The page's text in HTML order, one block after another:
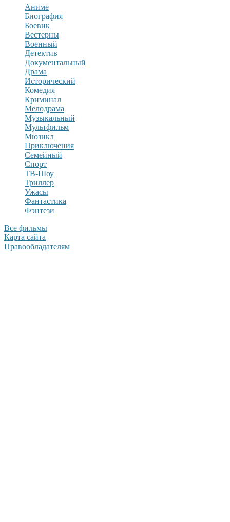
Аниме
Биография
Боевик
Вестерны
Военный
Детектив
Документальный
Драма
Исторический
Комедия
Криминал
Мелодрама
Музыкальный
Мультфильм
Мюзикл
Приключения
Семейный
Спорт
ТВ-Шоу
Триллер
Ужасы
Фантастика
Фэнтези
Все фильмы
Карта сайта
Правообладателям